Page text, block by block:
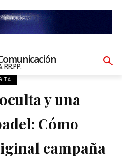
RR.PP.
y una
Cómo
campaña